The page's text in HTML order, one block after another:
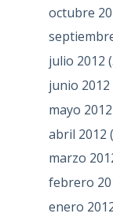
octubre
julio 2012
junio 2012
mayo 2012
abril 2012
marzo
febrero
enero